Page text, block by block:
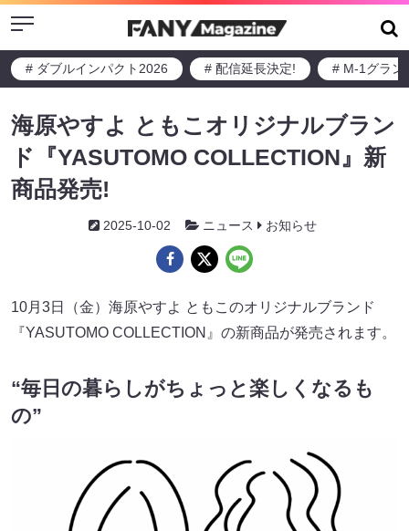
Menu
# ダブルインパクト2026 # 配信延長決定! # M-1グラン
海原やすよ ともこオリジナルブラン
ド『YASUTOMO COLLECTION』新
商品発売!
2025-10-02 ニュース お知らせ
10月3日（金）海原やすよ ともこのオリジナルブランド
『YASUTOMO COLLECTION』の新商品が発売されます。
“毎日の暮らしがちょっと楽しくなるも
の”